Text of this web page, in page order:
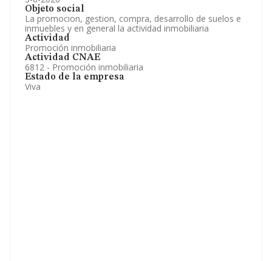
Objeto social
La promocion, gestion, compra, desarrollo de suelos e
inmuebles y en general la actividad inmobiliaria
Actividad
Promoción inmobiliaria
Actividad CNAE
6812 - Promoción inmobiliaria
Estado de la empresa
Viva